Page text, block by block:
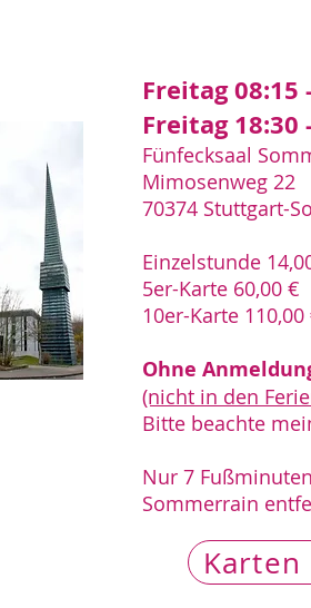
Freitag 08:15
Freitag 18:30
Fünfecksaal
Mimosenweg 22
70374 Stuttgart-
Einzelstunde
5er-Karte 60,00 €
10er-Karte 110,00
Ohne
(nicht in den
Bitte beachte
Nur 7
Sommerrain
Karten